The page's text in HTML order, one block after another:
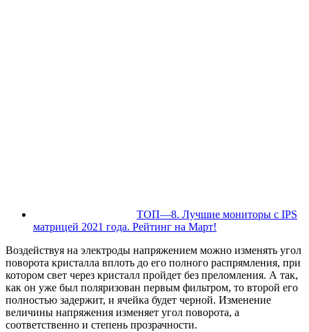
ТОП—8. Лучшие мониторы с IPS
матрицей 2021 года. Рейтинг на Март!
Воздействуя на электроды напряжением можно изменять угол
поворота кристалла вплоть до его полного распрямления, при
котором свет через кристалл пройдет без преломления. А так,
как он уже был поляризован первым фильтром, то второй его
полностью задержит, и ячейка будет черной. Изменение
величины напряжения изменяет угол поворота, а
соответственно и степень прозрачности.